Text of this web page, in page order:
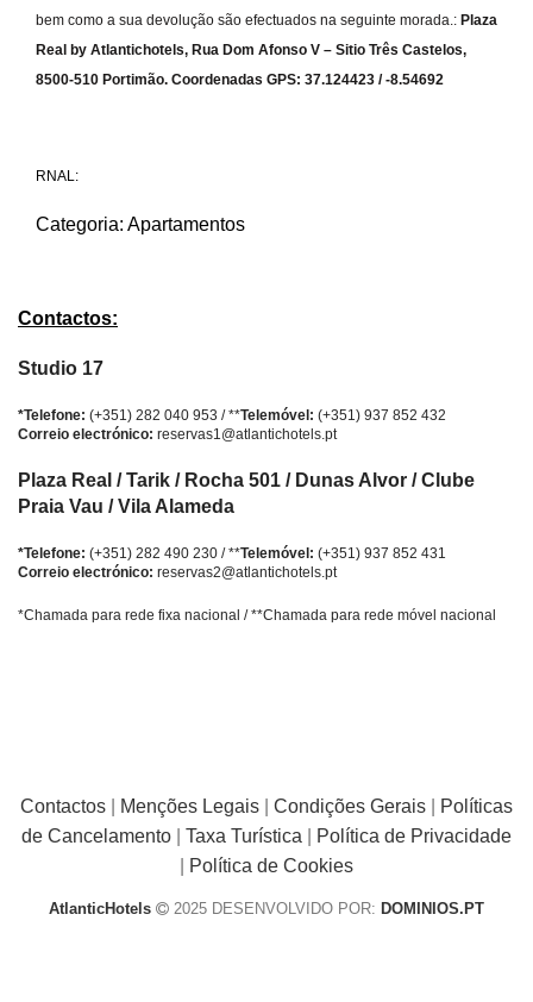
bem como a sua devolução são efectuados na seguinte morada.: Plaza
Real by Atlantichotels, Rua Dom Afonso V – Sitio Três Castelos,
8500-510 Portimão. Coordenadas GPS: 37.124423 / -8.54692
RNAL:
Categoria: Apartamentos
Contactos:
Studio 17
*Telefone: (+351) 282 040 953 / **Telemóvel: (+351) 937 852 432
Correio electrónico: reservas1@atlantichotels.pt
Plaza Real / Tarik / Rocha 501 / Dunas Alvor / Clube
Praia Vau / Vila Alameda
*Telefone: (+351) 282 490 230 / **Telemóvel: (+351) 937 852 431
Correio electrónico: reservas2@atlantichotels.pt
*Chamada para rede fixa nacional / **Chamada para rede móvel nacional
Contactos Menções Legais Condições Gerais
Políticas
de Cancelamento
Taxa Turística
Política de Privacidade
Política de Cookies
AtlanticHotels 2025 DESENVOLVIDO POR: DOMINIOS.PT